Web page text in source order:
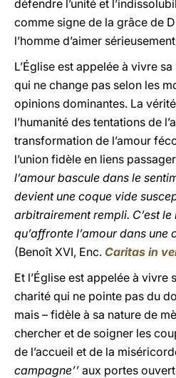
défendre l’unité et
comme signe de la grâce de
l’homme d’aimer
L’Église est appelée à vivre
qui ne change pas selon les
opinions dominantes. La
l’humanité des tentations de
transformation de l’amour
l’union fidèle en liens
l’amour bascule dans le
devient une coque vide
arbitrairement rempli. C’est
qu’affronte l’amour dans une
(Benoît XVI, Enc. Caritas in
Et l’Église est appelée à vivre
charité qui ne pointe pas du
mais – fidèle à sa nature de
chercher et de soigner les
de l’accueil et de la
campagne’’ aux portes